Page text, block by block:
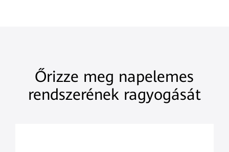
Őrizze meg napelemes
rendszerének ragyogását